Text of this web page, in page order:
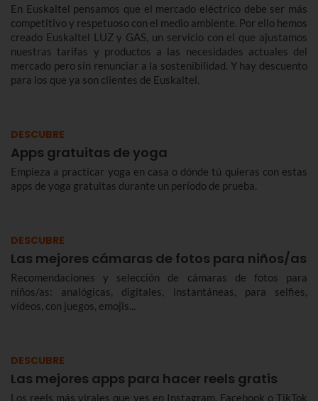
En Euskaltel pensamos que el mercado eléctrico debe ser más
competitivo y respetuoso con el medio ambiente. Por ello hemos
creado Euskaltel LUZ y GAS, un servicio con el que ajustamos
nuestras tarifas y productos a las necesidades actuales del
mercado pero sin renunciar a la sostenibilidad. Y hay descuento
para los que ya son clientes de Euskaltel.
DESCUBRE
Apps gratuitas de yoga
Empieza a practicar yoga en casa o dónde tú quieras con estas
apps de yoga gratuitas durante un período de prueba.
DESCUBRE
Las mejores cámaras de fotos para niños/as
Recomendaciones y selección de cámaras de fotos para
niños/as: analógicas, digitales, instantáneas, para selfies,
vídeos, con juegos, emojis...
DESCUBRE
Las mejores apps para hacer reels gratis
Los reels más virales que ves en Instagram, Facebook o TikTok